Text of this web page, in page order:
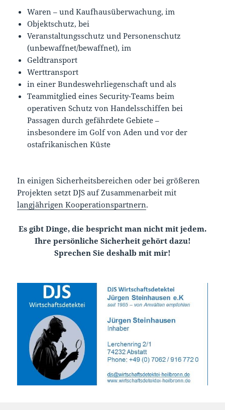
Waren – und Kaufhausüberwachung, im
Objektschutz, bei
Veranstaltungsschutz und Personenschutz
(unbewaffnet/bewaffnet), im
Geldtransport
Werttransport
in einer Bundeswehrliegenschaft und als
Teammitglied eines Security-Teams beim
operativen Schutz von Handelsschiffen bei
Passagen durch gefährdete Gebiete –
insbesondere im Golf von Aden und vor der
ostafrikanischen Küste
In einigen Sicherheitsbereichen oder bei größeren
Projekten setzt DJS auf Zusammenarbeit mit
langjährigen Kooperationspartnern.
Es gibt Dinge, die bespricht man nicht mit jedem.
Ihre persönliche Sicherheit gehört dazu!
Sprechen Sie deshalb mit mir!